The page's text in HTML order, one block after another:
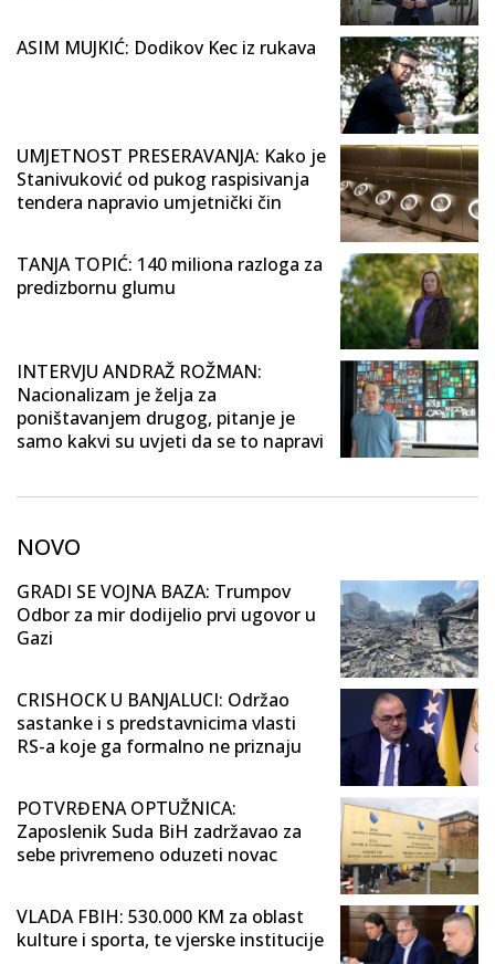
ASIM MUJKIĆ: Dodikov Kec iz rukava
UMJETNOST PRESERAVANJA: Kako je
Stanivuković od pukog raspisivanja
tendera napravio umjetnički čin
TANJA TOPIĆ: 140 miliona razloga za
predizbornu glumu
INTERVJU ANDRAŽ ROŽMAN:
Nacionalizam je želja za
poništavanjem drugog, pitanje je
samo kakvi su uvjeti da se to napravi
NOVO
GRADI SE VOJNA BAZA: Trumpov
Odbor za mir dodijelio prvi ugovor u
Gazi
CRISHOCK U BANJALUCI: Održao
sastanke i s predstavnicima vlasti
RS-a koje ga formalno ne priznaju
POTVRĐENA OPTUŽNICA:
Zaposlenik Suda BiH zadržavao za
sebe privremeno oduzeti novac
VLADA FBIH: 530.000 KM za oblast
kulture i sporta, te vjerske institucije